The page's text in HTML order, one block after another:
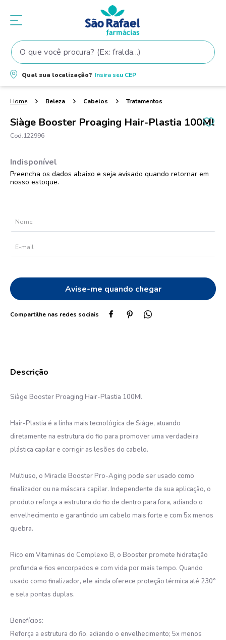
O que você procura? (Ex: fralda...)
Qual sua localização? Insira seu CEP
Beleza Cabelos Tratamentos
Siàge Booster Proaging Hair-Plastia 100Ml
122996
Siàge Booster Proaging Hair-Plastia 100Ml
Hair-Plastia é a linha mais tecnológica de Siàge, atuando
diretamente na estrutura do fio para promover uma verdadeira
plástica capilar e corrigir as lesões do cabelo.
Multiuso, o Miracle Booster Pro-Aging pode ser usado como
finalizador ou na máscara capilar. Independente da sua aplicação, o
produto reforça a estrutura do fio de dentro para fora, adiando o
envelhecimento e garantindo um cabelo mais forte e com 5x menos
quebra.
Rico em Vitaminas do Complexo B, o Booster promete hidratação
profunda e fios encorpados e com vida por mais tempo. Quando
usado como finalizador, ele ainda oferece proteção térmica até 230°
e sela pontas duplas.
Benefícios:
Reforça a estrutura do fio, adiando o envelhecimento; 5x menos
Termos mais buscados
1º fralda
shampoo
4º elseve
6º tintura cabelo
7º oleo
9º